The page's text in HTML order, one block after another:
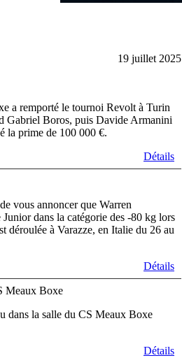
19 juillet 2025
a remporté le tournoi Revolt à Turin
Gabriel Boros, puis Davide Armanini
la prime de 100 000 €.
Détails
vous annoncer que Warren
dans la catégorie des -80 kg lors
déroulée à Varazze, en Italie du 26 au
Détails
Meaux Boxe
dans la salle du CS Meaux Boxe
Détails